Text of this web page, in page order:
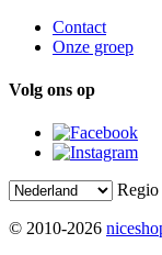
Contact
Onze groep
Volg ons op
© 2010-2026